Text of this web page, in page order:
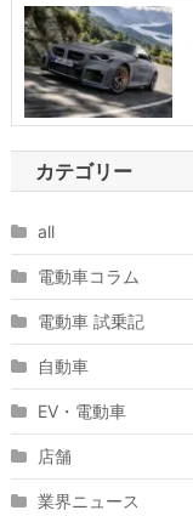
カテゴリー
all
電動車コラム
電動車 試乗記
自動車
EV・電動車
店舗
業界ニュース